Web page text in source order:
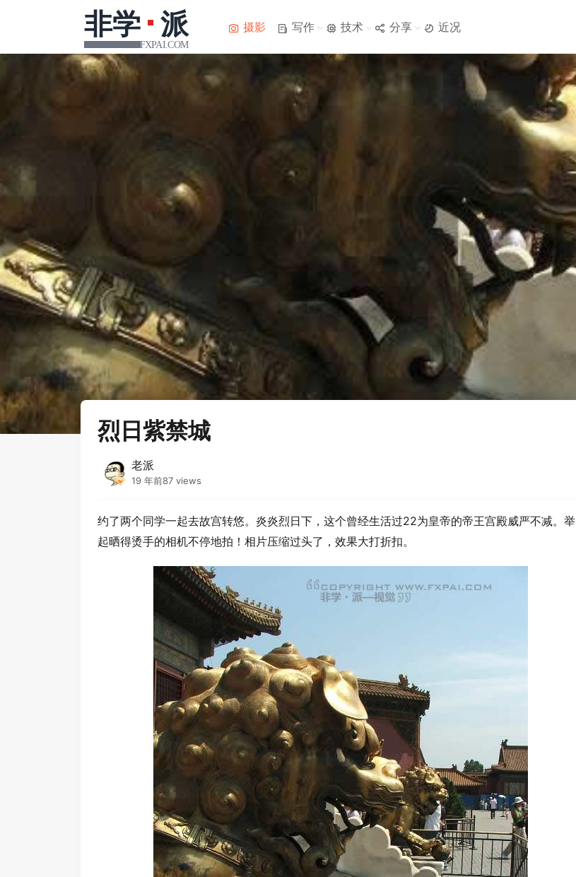
摄影 写作 技术 分享 近况
首页 摄影 烈日紫禁城
烈日紫禁城
老派
19 年前87 views
约了两个同学一起去故宫转悠。炎炎烈日下，这个曾经生活过22为皇帝的帝王宫殿威严不减。举
起晒得烫手的相机不停地拍！相片压缩过头了，效果大打折扣。